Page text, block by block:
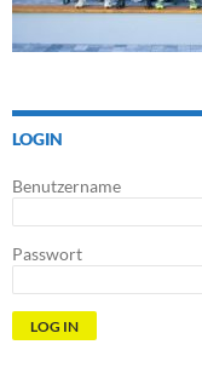
LOGIN
Benutzername
Passwort